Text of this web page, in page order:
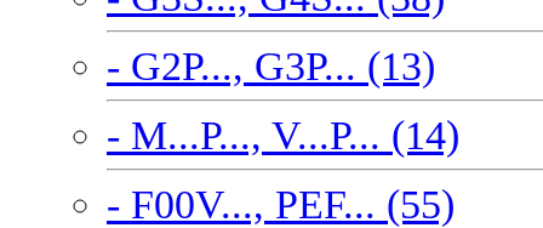
- G2P..., G3P... (13)
- M...P..., V...P... (14)
- F00V..., PEF... (55)